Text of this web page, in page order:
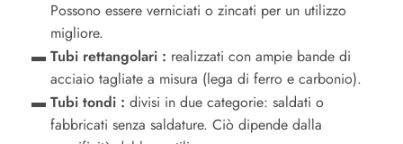
Possono essere verniciati o zincati per un utilizzo
migliore.
Tubi rettangolari : realizzati con ampie bande di
acciaio tagliate a misura (lega di ferro e carbonio).
Tubi tondi : divisi in due categorie: saldati o
fabbricati senza saldature. Ciò dipende dalla